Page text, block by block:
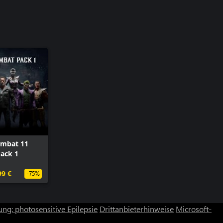
11
1
€ -75%
photosensitive Epilepsie Drittanbieterhinweise Microsoft-